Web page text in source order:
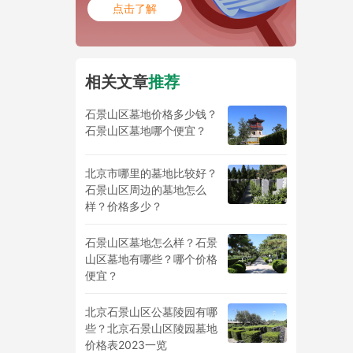
点击了解
相关文章推荐
石景山区墓地价格多少钱？
石景山区墓地哪个便宜？
北京市哪里的墓地比较好？
石景山区周边的墓地怎么
样？价格多少？
石景山区墓地怎么样？石景
山区墓地有哪些？哪个价格
便宜？
北京石景山区公墓陵园有哪
些？北京石景山区陵园墓地
价格表2023一览